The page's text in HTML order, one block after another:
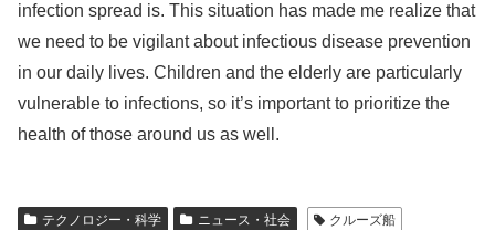
infection spread is. This situation has made me realize that
we need to be vigilant about infectious disease prevention
in our daily lives. Children and the elderly are particularly
vulnerable to infections, so it’s important to prioritize the
health of those around us as well.
テクノロジー・科学 ニュース・社会
クルーズ船